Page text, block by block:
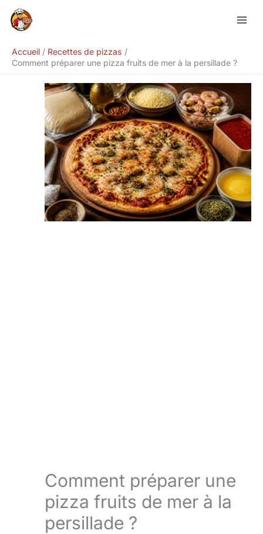
Accueil
Recettes de pizzas
Comment préparer une pizza fruits de mer à la persillade ?
Comment préparer une
pizza fruits de mer à la
persillade ?
Rechercher